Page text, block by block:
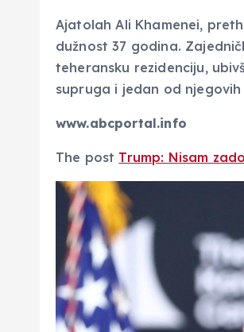
Ajatolah Ali Khamenei,
dužnost 37 godina.
teheransku rezidenciju,
supruga i jedan od
www.abcportal.info
The post Trump: Nisam